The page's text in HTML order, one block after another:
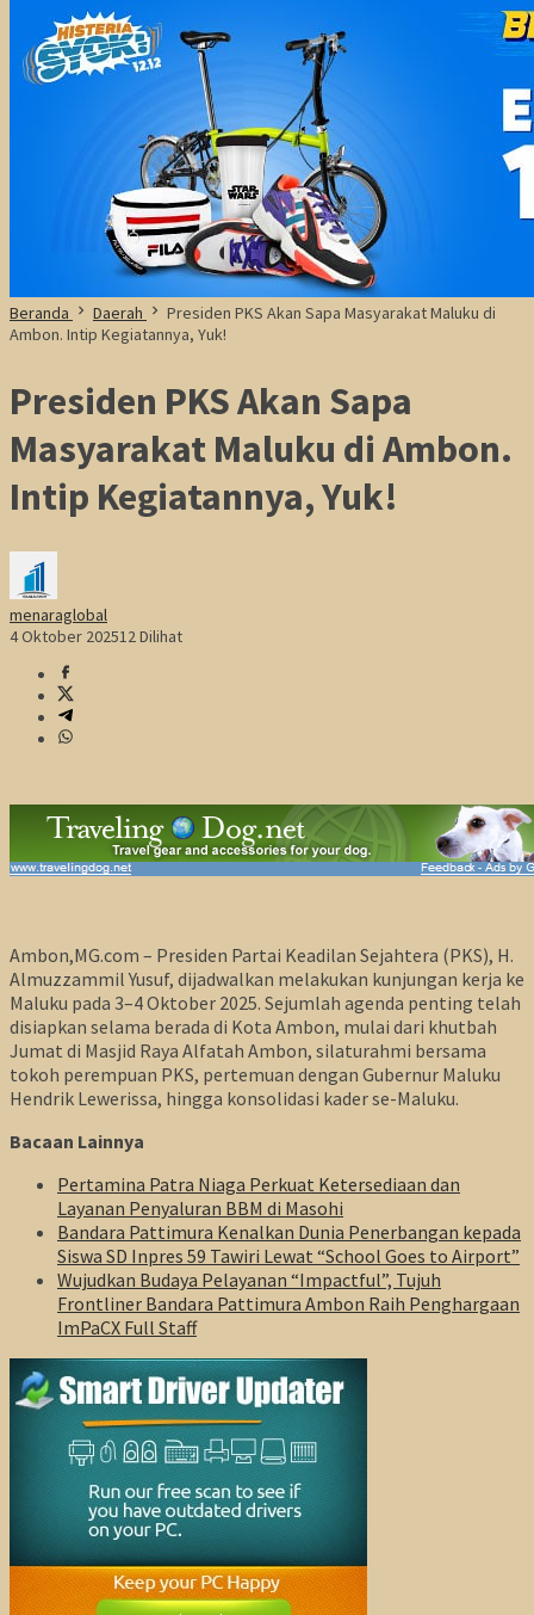
Beranda Daerah
Presiden PKS Akan Sapa Masyarakat Maluku di
Ambon. Intip Kegiatannya, Yuk!
Presiden PKS Akan Sapa
Masyarakat Maluku di Ambon.
Intip Kegiatannya, Yuk!
menaraglobal
4 Oktober 202512 Dilihat
Ambon,MG.com – Presiden Partai Keadilan Sejahtera (PKS), H.
Almuzzammil Yusuf, dijadwalkan melakukan kunjungan kerja ke
Maluku pada 3–4 Oktober 2025. Sejumlah agenda penting telah
disiapkan selama berada di Kota Ambon, mulai dari khutbah
Jumat di Masjid Raya Alfatah Ambon, silaturahmi bersama
tokoh perempuan PKS, pertemuan dengan Gubernur Maluku
Hendrik Lewerissa, hingga konsolidasi kader se-Maluku.
Bacaan Lainnya
Pertamina Patra Niaga Perkuat Ketersediaan dan
Layanan Penyaluran BBM di Masohi
Bandara Pattimura Kenalkan Dunia Penerbangan kepada
Siswa SD Inpres 59 Tawiri Lewat “School Goes to Airport”
Wujudkan Budaya Pelayanan “Impactful”, Tujuh
Frontliner Bandara Pattimura Ambon Raih Penghargaan
ImPaCX Full Staff